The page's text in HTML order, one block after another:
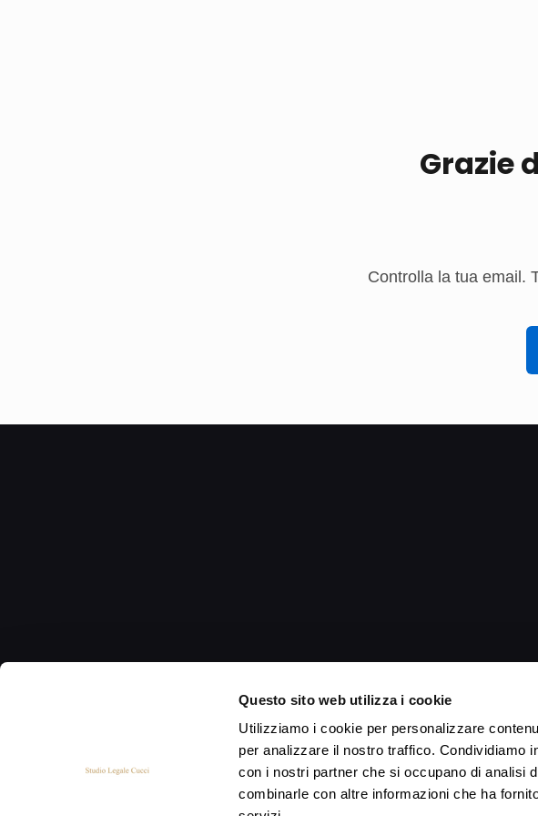
Questo sito web utilizza i cookie
Utilizziamo i cookie per personalizzare
per analizzare il nostro traffico. Condividiamo
con i nostri partner che si occupano di analisi
combinarle con altre informazioni che ha
Grazie
Controlla la tua email.